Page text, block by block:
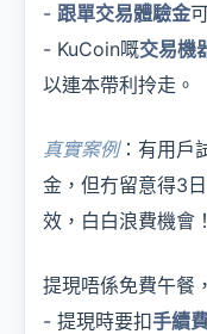
- 跟單交易體驗金
- KuCoin嘅交易機
以連本帶利拎走。
真實案例：有用戶
金，但冇留意得3
效，白白浪費機會！
提現唔係免費午餐
- 提現時要扣手續